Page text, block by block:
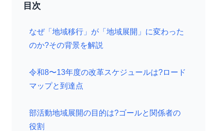
目次
なぜ「地域移行」が「地域展開」に変わった
のか?その背景を解説
令和8〜13年度の改革スケジュールは?ロード
マップと到達点
部活動地域展開の目的は?ゴールと関係者の
役割